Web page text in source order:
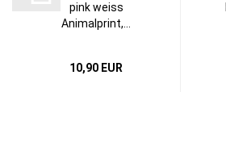
pink weiss
Animalprint,...
10,90 EUR